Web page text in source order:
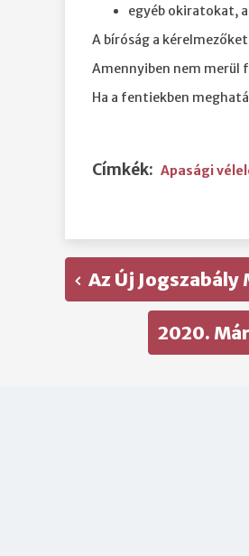
egyéb okiratokat,
A bíróság a
Amennyiben nem merül
Ha a fentiekben
Címkék: Apasági
Az Új
2020.